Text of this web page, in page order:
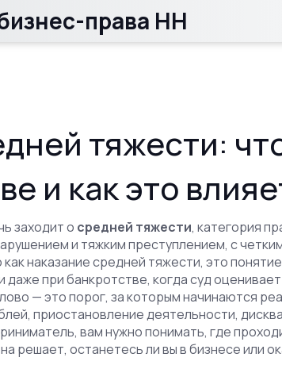
права НН
тяжести:
и как это
заходит о средней тяжести,категория
и тяжким преступлением, с
какнаказание средней тяжести, это
даже при банкротстве, когда суд
— это порог, за которым начинаются
приостановление деятельности,
вам нужно понимать, где
решает, останетесь ли вы в бизнесе или